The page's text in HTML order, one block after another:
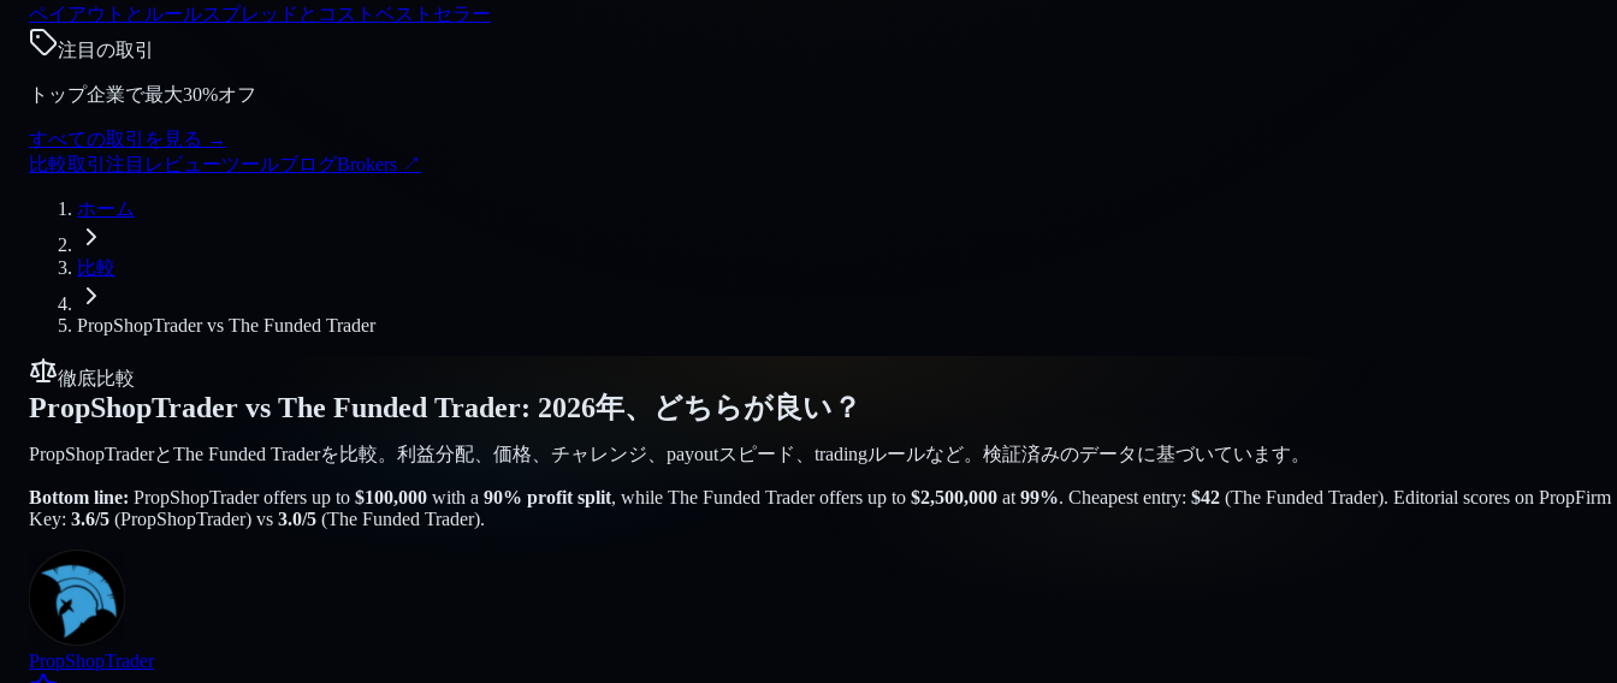
ペイアウトとルールスプレッドとコスト ベストセラー
注目の取引
トップ企業で最大30%オフ
すべての取引を見る →
比較取引 注目 レビューツールブログBrokers ↗
ホーム
比較
PropShopTradervs The Funded Trader
徹底比較
PropShopTrader vs The Funded Trader: 2026年、どちらが良い？
PropShopTraderとThe Funded Traderを比較。利益分配、価格、チャレンジ、payoutスピード、tradingルールなど。検証済みのデータに基づいています。
Bottom line: PropShopTraderoffers up to $100,000 with a 90% profit split, while The Funded Traderoffers up to $2,500,000 at 99%. Cheapest entry: $42 (The Funded Trader). Editorial scores on PropFirm
Key: 3.6/5 (PropShopTrader) vs 3.0/5 (The Funded Trader).
PropShopTrader